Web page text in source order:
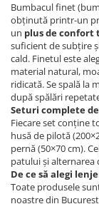
Bumbacul finet
obținută printr-un
un plus de confort
suficient de subțire
cald. Finetul este
material natural,
ridicată. Se spală la
după spălări
Seturi complete
Fiecare set conține
husă de pilotă
pernă (50×70 cm).
patului și alternarea
De ce să alegi
Toate produsele
noastre din